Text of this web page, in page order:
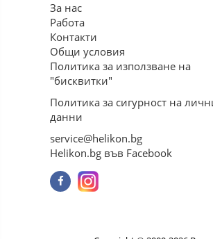
За нас
Работа
Контакти
Общи условия
Политика за използване на
"бисквитки"
Политика за сигурност на
данни
service@helikon.bg
Helikon.bg във Facebook